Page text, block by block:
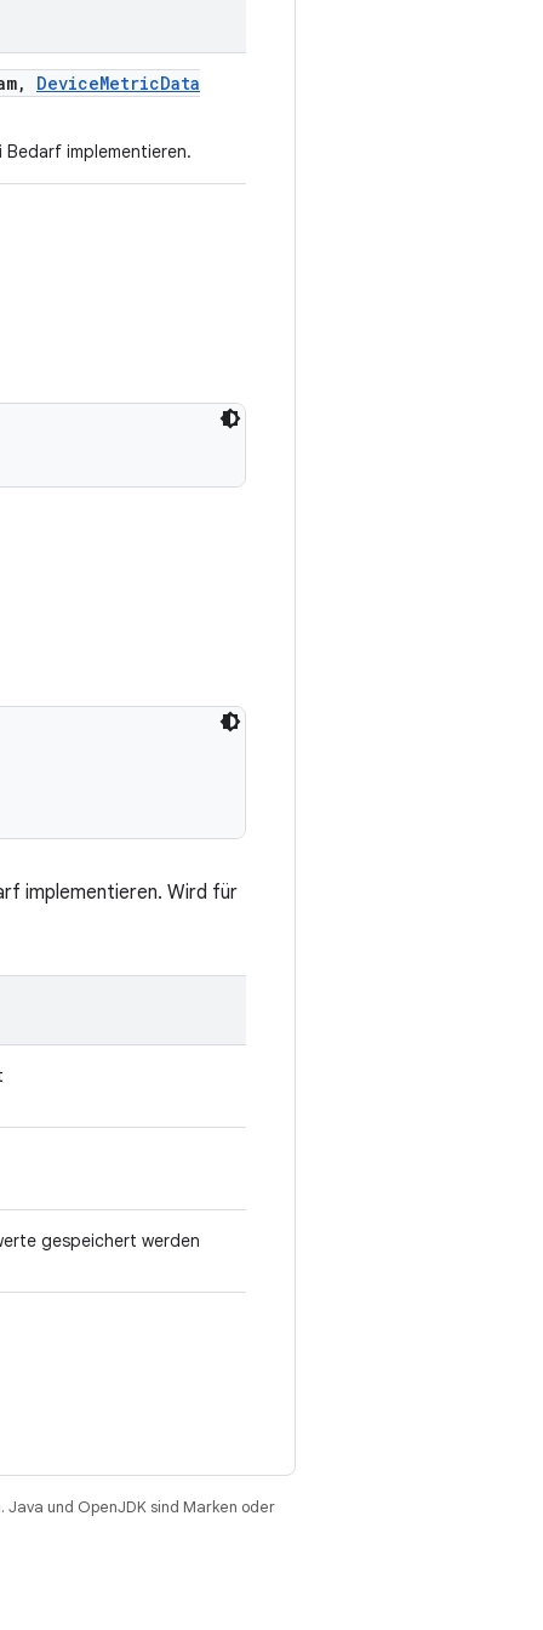
, DeviceMetricData
implementieren.
implementieren. Wird für
gespeichert werden
Java und OpenJDK sind Marken oder